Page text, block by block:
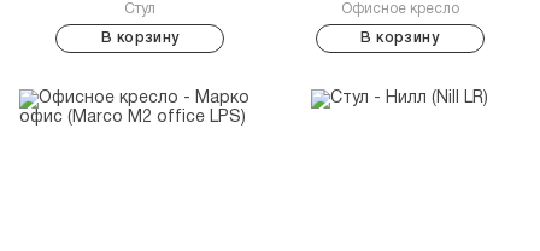
Стул
В корзину
Офисное кресло
В корзину